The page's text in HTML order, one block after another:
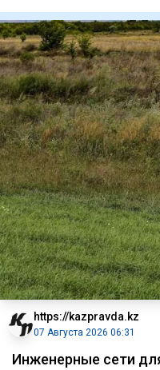
https://kazpravda.kz
07 Августа 2026 06:31
Инженерные сети